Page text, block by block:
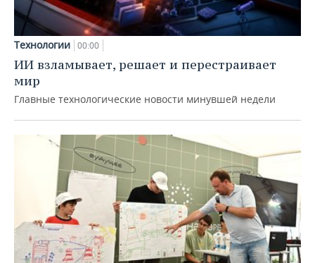
Технологии 00:00
ИИ взламывает, решает и перестраивает
мир
Главные технологические новости минувшей недели